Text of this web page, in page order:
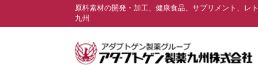
原料素材の開発・加工、健康食品、サプリメント、レ
九州